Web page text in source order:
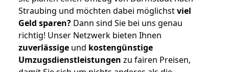
Straubing und möchten dabei möglichstviel
Geld sparen? Dann sind Sie bei uns genau
richtig! Unser Netzwerk bieten Ihnen
zuverlässige und kostengünstige
Umzugsdienstleistungen zu fairen Preisen,